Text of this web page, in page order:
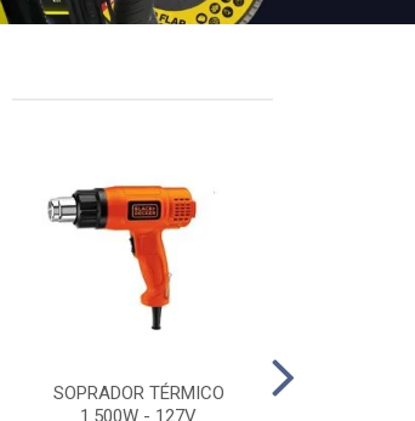
SOPRADOR TÉRMICO
1.500W - 127V